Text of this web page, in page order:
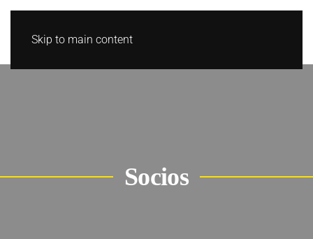
Skip to main content
Socios